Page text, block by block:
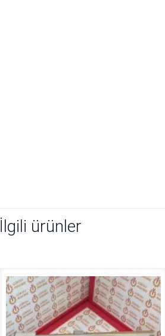
İlgili ürünler